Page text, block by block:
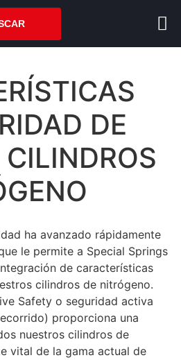
DE
ha avanzado rápidamente
le permite a Special Springs
de características
cilindros de nitrógeno.
Safety o seguridad activa
proporciona una
nuestros cilindros de
vital de la gama actual de